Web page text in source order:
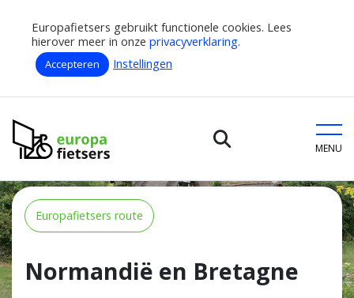
Europafietsers gebruikt functionele cookies. Lees
hierover meer in onze privacyverklaring.
Accepteren Instellingen
Europafietsers
MENU
Europafietsers route
Normandië en Bretagne